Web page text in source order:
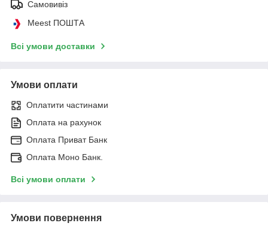
Самовивіз
Meest ПОШТА
Всі умови доставки
Умови оплати
Оплатити частинами
Оплата на рахунок
Оплата Приват Банк
Оплата Моно Банк.
Всі умови оплати
Умови повернення